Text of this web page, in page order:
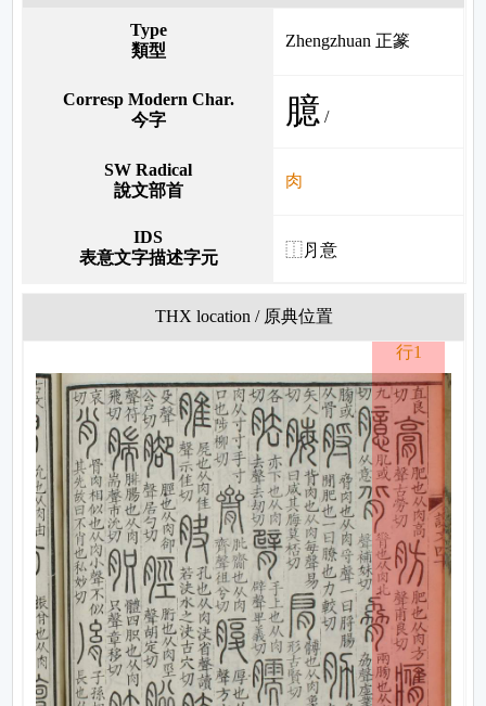
Type
類型
Zhengzhuan 正篆
Corresp Modern Char.
今字
臆 /
SW Radical
說文部首
肉
IDS
表意文字描述字元
⿰⺼意
THX location / 原典位置
行1